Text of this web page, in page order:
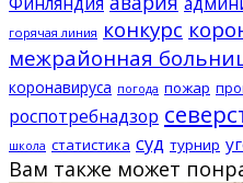
горячая линия конкурс
межрайонная
коронавируса погода пожар
роспотребнадзор
школа статистика суд турнир
Вам также может